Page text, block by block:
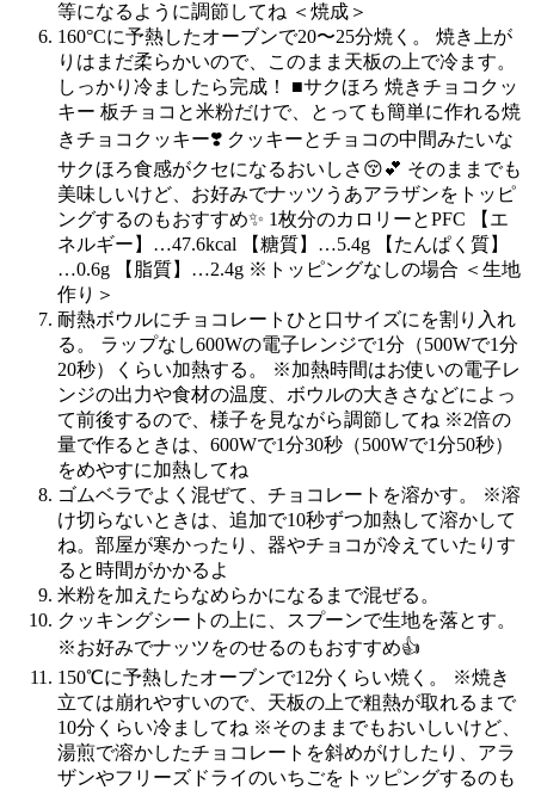
等になるように調節してね ＜焼成＞
160°Cに予熱したオーブンで20〜25分焼く。 焼き上が
りはまだ柔らかいので、このまま天板の上で冷ます。
しっかり冷ましたら完成！ ■サクほろ 焼きチョコクッ
キー 板チョコと米粉だけで、とっても簡単に作れる焼
きチョコクッキー❣️ クッキーとチョコの中間みたいな
サクほろ食感がクセになるおいしさ😚💕 そのままでも
美味しいけど、お好みでナッツうあアラザンをトッピ
ングするのもおすすめ✨ 1枚分のカロリーとPFC 【エ
ネルギー】…47.6kcal 【糖質】…5.4g 【たんぱく質】
…0.6g 【脂質】…2.4g ※トッピングなしの場合 ＜生地
作り＞
耐熱ボウルにチョコレートひと口サイズにを割り入れ
る。 ラップなし600Wの電子レンジで1分（500Wで1分
20秒）くらい加熱する。 ※加熱時間はお使いの電子レ
ンジの出力や食材の温度、ボウルの大きさなどによっ
て前後するので、様子を見ながら調節してね ※2倍の
量で作るときは、600Wで1分30秒（500Wで1分50秒）
をめやすに加熱してね
ゴムベラでよく混ぜて、チョコレートを溶かす。 ※溶
け切らないときは、追加で10秒ずつ加熱して溶かして
ね。部屋が寒かったり、器やチョコが冷えていたりす
ると時間がかかるよ
米粉を加えたらなめらかになるまで混ぜる。
クッキングシートの上に、スプーンで生地を落とす。
※お好みでナッツをのせるのもおすすめ👍
150℃に予熱したオーブンで12分くらい焼く。 ※焼き
立ては崩れやすいので、天板の上で粗熱が取れるまで
10分くらい冷ましてね ※そのままでもおいしいけど、
湯煎で溶かしたチョコレートを斜めがけしたり、アラ
ザンやフリーズドライのいちごをトッピングするのも